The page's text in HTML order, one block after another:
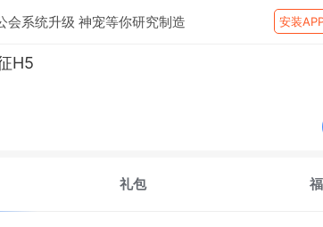
会系统升级 神宠等你研究制造 安装
H5
礼包